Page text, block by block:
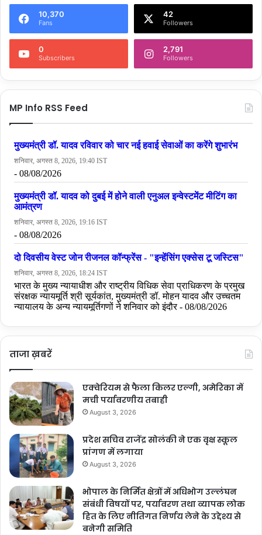
10,370
Fans
42
Followers
0
Subscribers
2,791
Followers
MP Info RSS Feed
ताजा ख़बरें
एक्वेरियम से फैला किलर एल्गी, अमेरिका में
मची पर्यावरणीय तबाही
August 3, 2026
प्रदेश सचिव राजेंद्र सोलंकी ने एक वृक्ष स्कूल
प्रांगण में लगाया
August 3, 2026
भोपाल के निर्मित क्षेत्रों में अधिभोग उल्लंघन
संबंधी विषयों पर, पर्यावरण तथा व्यापक लोक
हित के लिए नीतिगत निर्णय लेने के उद्देश्य से
बनेगी समिति